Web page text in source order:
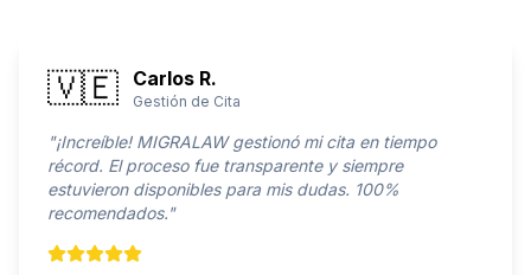
🇻🇪 Carlos R.
Gestión de Cita
"¡Increíble! MIGRALAW gestionó mi cita en tiempo
récord. El proceso fue transparente y siempre
estuvieron disponibles para mis dudas. 100%
recomendados."